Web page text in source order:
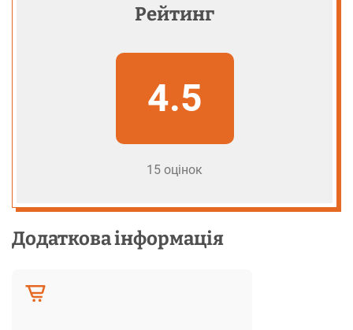
Рейтинг
4.5
15 оцінок
Додаткова інформація